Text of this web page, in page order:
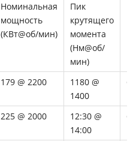
Номинальная
мощность
(КВт@об/мин)
Пик
крутящего
момента
(Нм@об/
мин)
179 @ 2200
1180 @
1400
6
225 @ 2000
12:30 @
14:00
6